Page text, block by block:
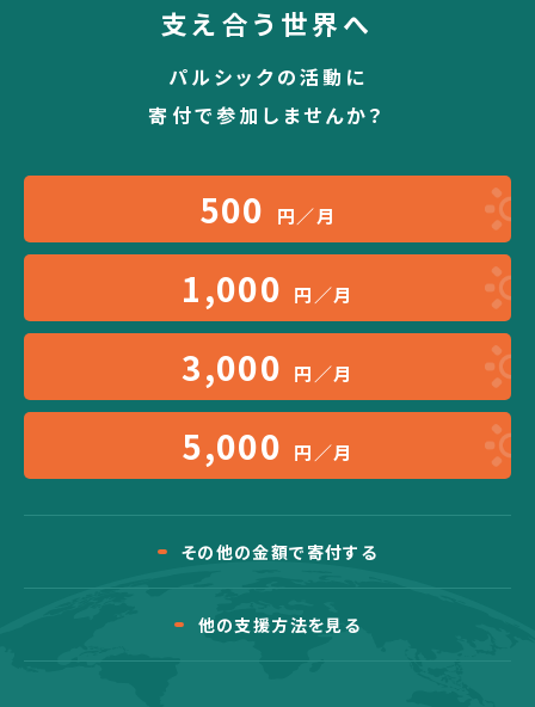
支え合う世界へ
パルシックの活動に
寄付で参加しませんか？
500 円／月
1,000 円／月
3,000 円／月
5,000 円／月
その他の金額で寄付する
他の支援方法を見る